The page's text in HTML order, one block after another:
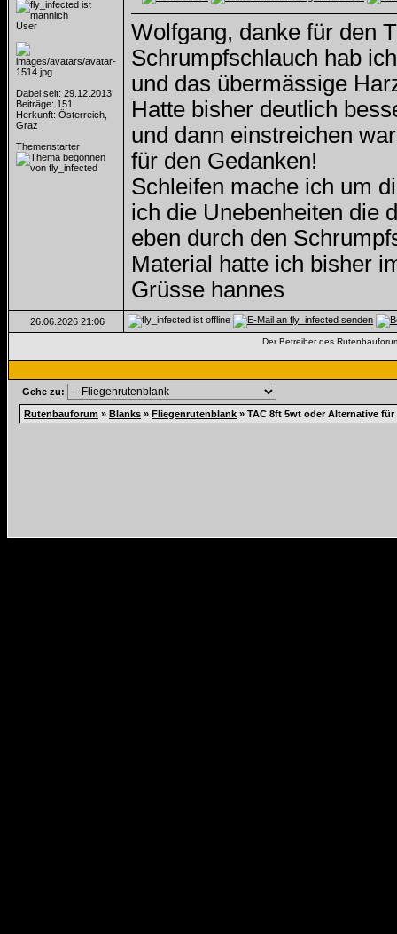
User
Dabei seit: 29.12.2013
Beiträge: 151
Herkunft: Österreich,
Graz
Themenstarter
Wolfgang, danke für den
Schrumpfschlauch hab
und das übermässige
Hatte bisher deutlich
und dann einstreichen
für den Gedanken!
Schleifen mache ich um
ich die Unebenheiten die
eben durch den
Material hatte ich bisher
Grüsse hannes
26.06.2026 21:06
Der Betreiber des
Gehe zu:
Rutenbauforum » Blanks » Fliegenrutenblank » TAC 8ft 5wt oder Alternative